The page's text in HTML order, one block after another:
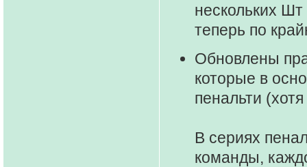
нескольких
теперь по
Обновлены
которые в
пенальти
В сериях
команды,